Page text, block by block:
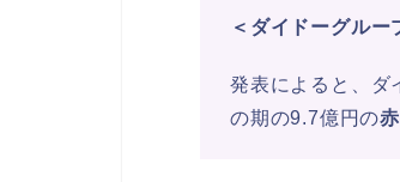
＜ダイドーグルー
発表によると、ダ
の期の9.7億円の